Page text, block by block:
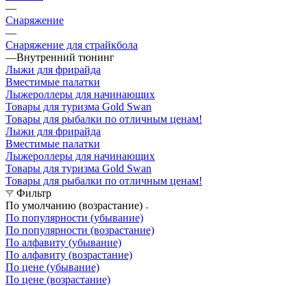
—
Снаряжение
—
Снаряжение для страйкбола
—Внутренний тюнинг
Лыжи для фрирайда
Вместимые палатки
Лыжероллеры для начинающих
Товары для туризма Gold Swan
Товары для рыбалки по отличным ценам!
Лыжи для фрирайда
Вместимые палатки
Лыжероллеры для начинающих
Товары для туризма Gold Swan
Товары для рыбалки по отличным ценам!
Фильтр
По умолчанию (возрастание)
По популярности (убывание)
По популярности (возрастание)
По алфавиту (убывание)
По алфавиту (возрастание)
По цене (убывание)
По цене (возрастание)